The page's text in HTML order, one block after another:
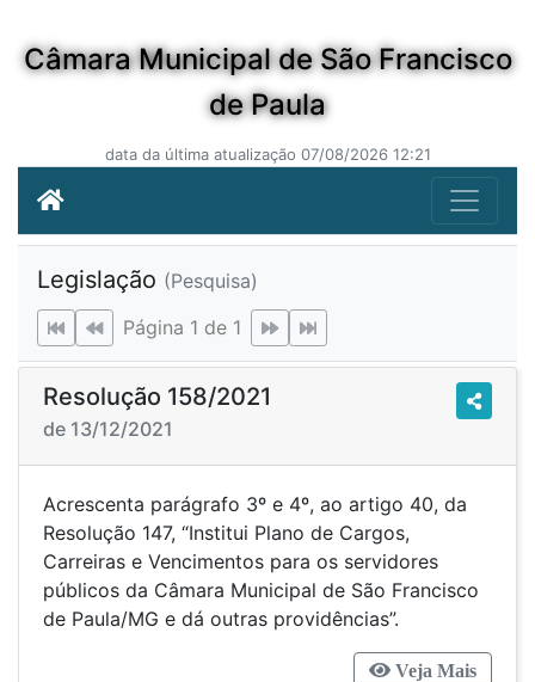
Câmara Municipal de São Francisco
de Paula
data da última atualização 07/08/2026 12:21
Legislação (Pesquisa)
Página 1 de 1
Resolução 158/2021
de 13/12/2021
Acrescenta parágrafo 3º e 4º, ao artigo 40, da
Resolução 147, “Institui Plano de Cargos,
Carreiras e Vencimentos para os servidores
públicos da Câmara Municipal de São Francisco
de Paula/MG e dá outras providências”.
Veja Mais